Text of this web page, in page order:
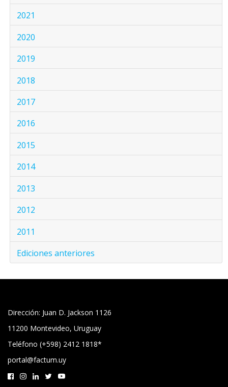
2021
2020
2019
2018
2017
2016
2015
2014
2013
2012
2011
Ediciones anteriores
Dirección: Juan D. Jackson 1126
11200 Montevideo, Uruguay
Teléfono (+598) 2412 1818*
portal@factum.uy